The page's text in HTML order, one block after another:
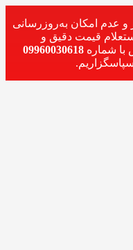
و عدم امکان به‌روزرسانی
قیمت دقیق و
با شماره 09960030618